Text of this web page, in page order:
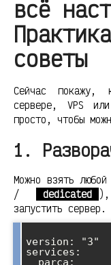
всё
советы
Сейчас покажу,
сервере, VPS
просто, чтобы
1.
Можно взять
/
dedicated
),
запустить сервер.
version: "3"
services: